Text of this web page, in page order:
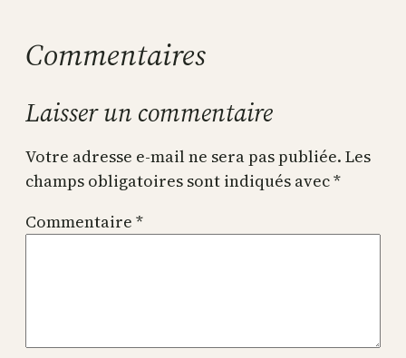
Commentaires
Laisser un commentaire
Votre adresse e-mail ne sera pas publiée. Les
champs obligatoires sont indiqués avec*
Commentaire *